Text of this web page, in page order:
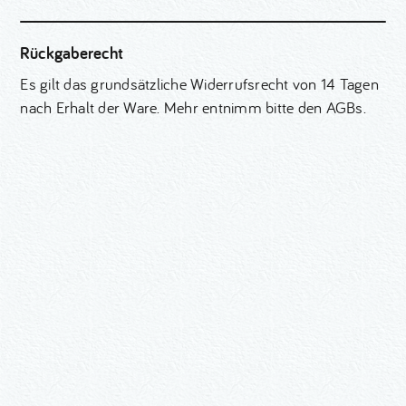
Rückgaberecht
Es gilt das grundsätzliche Widerrufsrecht von 14 Tagen
nach Erhalt der Ware. Mehr entnimm bitte den AGBs.